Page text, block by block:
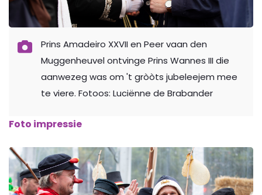
Prins Amadeiro XXVII en Peer vaan den
Muggenheuvel ontvinge Prins Wannes III die
aanwezeg was om 't gròòts jubeleejem mee
te viere. Fotoos: Luciënne de Brabander
Foto impressie